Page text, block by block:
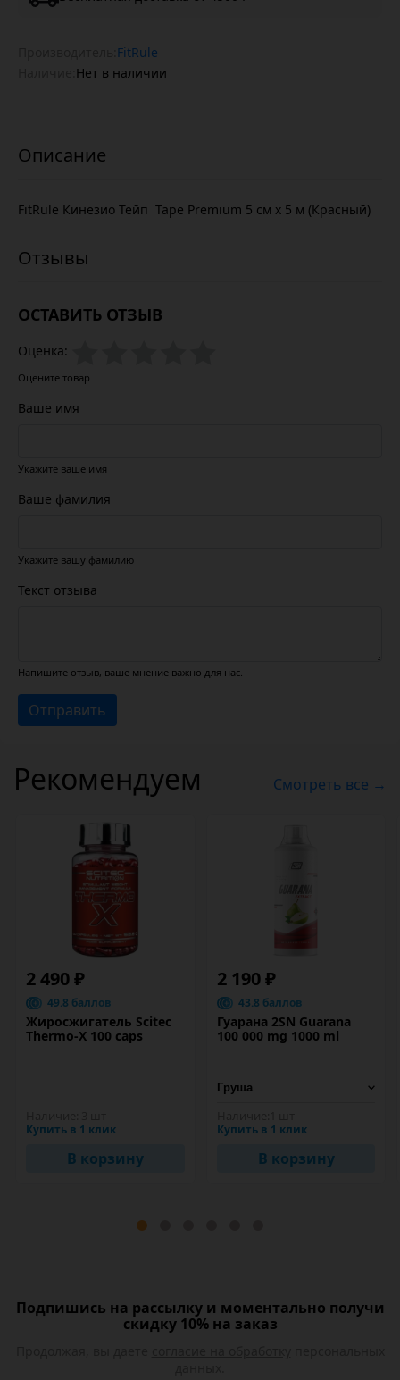
FitRule
Нет в наличии
FitRule Кинезио Тейп Tape Premium 5 cм х 5 м (Красный)
ОСТАВИТЬ ОТЗЫВ
Оценка:
Оцените товар
Ваше имя
Укажите ваше имя
Ваше фамилия
Укажите вашу фамилию
Текст отзыва
Напишите отзыв, ваше мнение важно для нас.
Отправить
Рекомендуем Смотреть все →
2 490 ₽
49.8 баллов
Жиросжигатель Scitec
Thermo-X 100 caps
Купить в 1 клик
В корзину
2 190 ₽
43.8 баллов
Гуарана 2SN Guarana
100 000 mg 1000 ml
Купить в 1 клик
В корзину
Подпишись на рассылку и моментально получи
скидку 10% на заказ